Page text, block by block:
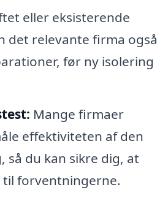
eller eksisterende
det relevante firma også
før ny isolering
Mange firmaer
effektiviteten af den
så du kan sikre dig, at
til forventningerne.